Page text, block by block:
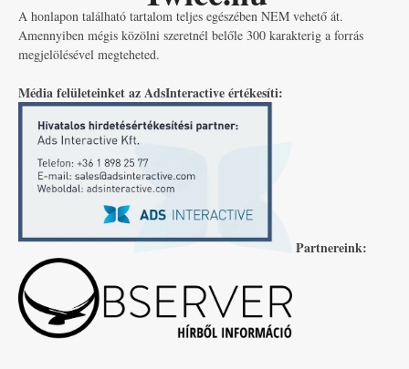
A honlapon található tartalom teljes egészében NEM vehető át.
Amennyiben mégis közölni szeretnél belőle 300 karakterig a forrás
megjelölésével megteheted.
Média felületeinket az AdsInteractive értékesíti:
Partnereink: